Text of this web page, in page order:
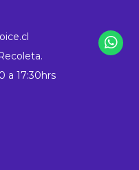
a 17:30hrs